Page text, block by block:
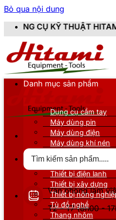
Bỏ qua nội dung
HITAMI - CUNG
Văn phòng làm
T2 - T7 (8h00 -
Danh mục sản phẩm
Dụng cụ cầm tay
Máy dùng pin
Máy dùng điện
Máy dùng khí nén
Thiết bị nâng đỡ
Thiết bị điện lạnh
Thiết bị xây dựng
Thiết bị nông
Tủ đồ nghề
Thang nhôm